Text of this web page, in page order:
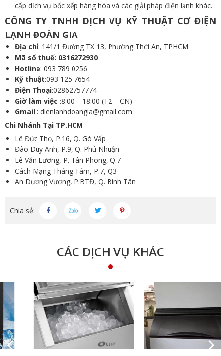
cấp dịch vụ bốc xếp hàng hóa và các giải pháp điện lạnh khác.
CÔNG TY TNHH DỊCH VỤ KỸ THUẬT CƠ ĐIỆN
LẠNH ĐOÀN GIA
Địa chỉ: 141/1 Đường TX 13, Phường Thới An, TPHCM
Mã số thuế: 0316272930
Hotline: 093 789 0256
Kỹ thuật:093 125 7654
Điện Thoại:02862757774
Giờ làm việc :8:00 – 18:00 (T2 – CN)
Gmail : dienlanhdoangia@gmail.com
Chi Nhánh Tại TP.HCM
Lê Đức Thọ, P.16, Q. Gò Vấp
Đào Duy Anh, P.9, Q. Phú Nhuận
Lê Văn Lương, P. Tân Phong, Q.7
Cách Mạng Tháng Tám, P.7, Q3
An Dương Vương, P.BTĐ, Q. Bình Tân
Chia sẻ:
CÁC DỊCH VỤ KHÁC